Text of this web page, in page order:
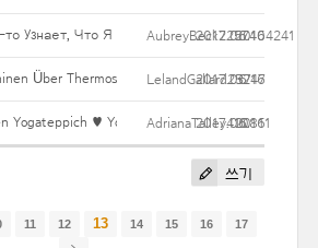
Узнает, Что Я Играл В Автоматы.
AubreyBeck2257404241
2017.06.16
20
Über Thermoskanne Und Timer
LelandGallard25247
2017.06.16
37
Yogateppich ♥ Yoga Knüpfwerk ♥ Yogamatte ♥
AdrianaTalley410811
2017.06.16
20
쓰기
11 12 13 14 15 16 17